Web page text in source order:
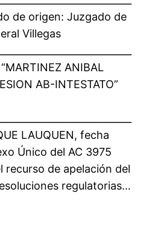
de origen: Juzgado de
Villegas
“MARTINEZ ANIBAL
AB-INTESTATO”
LAUQUEN, fecha
Único del AC 3975
recurso de apelación del
regulatorias…